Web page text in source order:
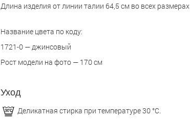
Длина изделия от линии талии 64,5 см во всех размерах
Название цвета по коду:
1721-0 — джинсовый
Рост модели на фото — 170 см
Уход
Деликатная стирка при температуре 30 °С.